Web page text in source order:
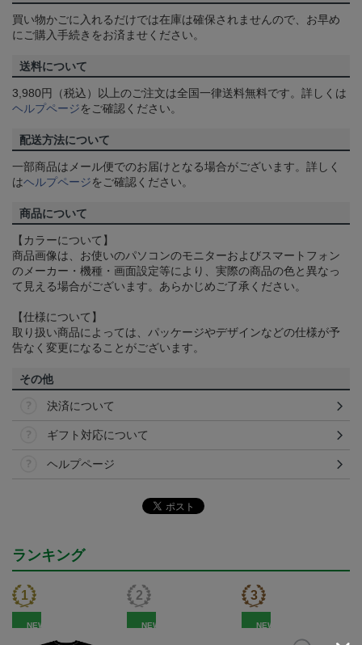
買い物かごに入れるだけでは在庫は確保されませんので、お早め
にご購入手続きをお済ませください。
送料について
3,980円（税込）以上のご注文は全国一律送料無料です。詳しくは
ヘルプページをご確認ください。
配送方法について
一部商品はメール便でのお届けとなる場合がございます。詳しく
はヘルプページをご確認ください。
商品について
【カラーについて】
商品画像は、お使いのパソコンのモニターおよびスマートフォン
のメーカー・機種・画面設定等により、実際の商品の色と異なっ
て見える場合がございます。あらかじめご了承ください。
【仕様について】
取り扱い商品によっては、パッケージやデザインなどの仕様が予
告なく変更になることがございます。
その他
決済について
ギフト対応について
ヘルプページ
ランキング
NEW NEW NEW